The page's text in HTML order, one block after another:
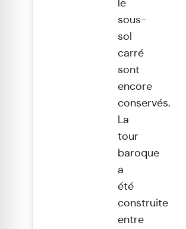
le
sous-
sol
carré
sont
encore
conservés.
La
tour
baroque
a
été
construite
entre